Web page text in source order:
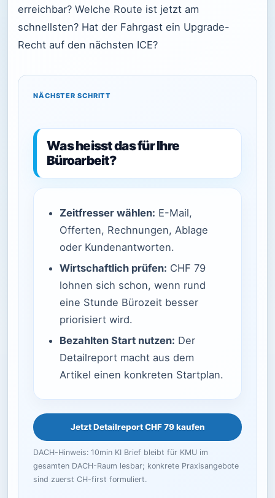
erreichbar? Welche Route ist jetzt am
schnellsten? Hat der Fahrgast ein Upgrade-
Recht auf den nächsten ICE?
NÄCHSTER SCHRITT
Was heisst das für Ihre
Büroarbeit?
Zeitfresser wählen: E-Mail,
Offerten, Rechnungen, Ablage
oder Kundenantworten.
Wirtschaftlich prüfen: CHF 79
lohnen sich schon, wenn rund
eine Stunde Bürozeit besser
priorisiert wird.
Bezahlten Start nutzen: Der
Detailreport macht aus dem
Artikel einen konkreten Startplan.
Jetzt Detailreport CHF 79 kaufen
DACH-Hinweis: 10min KI Brief bleibt für KMU im
gesamten DACH-Raum lesbar; konkrete Praxisangebote
sind zuerst CH-first formuliert.